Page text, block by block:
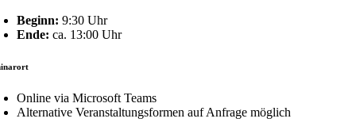
Beginn: 9:30 Uhr
Ende: ca. 13:00 Uhr
Online via Microsoft Teams
Alternative Veranstaltungsformen auf Anfrage möglich